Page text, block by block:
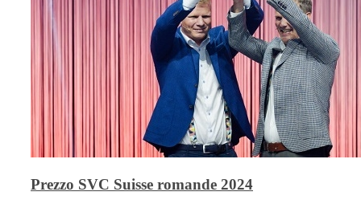
Prezzo SVC Suisse romande 2024